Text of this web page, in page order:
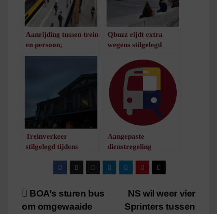
Aanrijding tussen trein
en persoon;
treinverkeer stilgelegd
Qbuzz rijdt extra
wegens stilgelegd
minuut leestijd
Treinverkeer
stilgelegd tijdens
op station Zwolle
minuut leestijd
Aangepaste
dienstregeling
minuut leestijd
Bericht
NS wil weer vier
Sprinters tussen
BOA’s sturen bus
om omgewaaide